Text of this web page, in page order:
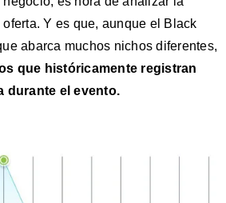
oferta. Y es que, aunque el Black
abarca muchos nichos diferentes,
que históricamente registran
durante el evento.